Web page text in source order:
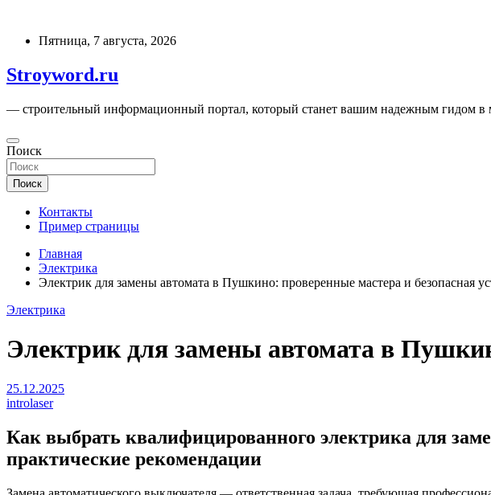
содержимому
Пятница, 7 августа, 2026
Stroyword.ru
— строительный информационный портал, который станет вашим надежным гидом в
Поиск
Поиск
Контакты
Пример страницы
Главная
Электрика
Электрик для замены автомата в Пушкино: проверенные мастера и безопасная
Электрика
Электрик для замены автомата в
25.12.2025
introlaser
Как выбрать квалифицированного электрика для
практические рекомендации